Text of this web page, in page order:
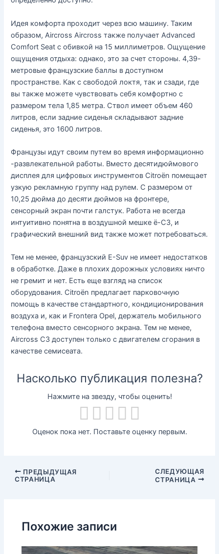
Идея комфорта проходит через всю машину. Таким
образом, Aircross Aircross также получает Advanced
Comfort Seat с обивкой на 15 миллиметров. Ощущение
ощущения отдыха: однако, это за счет стороны. 4,39-
метровые французские баллы в доступном
пространстве. Как с свободой локтя, так и сзади, где
вы также можете чувствовать себя комфортно с
размером тела 1,85 метра. Ствол имеет объем 460
литров, если задние сиденья складывают задние
сиденья, это 1600 литров.
Французы идут своим путем во время информационно
-развлекательной работы. Вместо десятидюймового
дисплея для цифровых инструментов Citroën помещает
узкую рекламную группу над рулем. С размером от
10,25 дюйма до десяти дюймов на фронтере,
сенсорный экран почти галстук. Работа не всегда
интуитивно понятна в воздушной мешке ë-C3, и
графический внешний вид также может потребоваться.
Тем не менее, французский E-Suv не имеет недостатков
в обработке. Даже в плохих дорожных условиях ничто
не гремит и нет. Есть еще взгляд на список
оборудования. Citroën предлагает парковочную
помощь в качестве стандартного, кондиционирования
воздуха и, как и Frontera Opel, держатель мобильного
телефона вместо сенсорного экрана. Тем не менее,
Aircross C3 доступен только с двигателем сгорания в
качестве семисеата.
Насколько публикация полезна?
Нажмите на звезду, чтобы оценить!
Оценок пока нет. Поставьте оценку первым.
ПРЕДЫДУЩАЯ
СТРАНИЦА
СЛЕДУЮЩАЯ
СТРАНИЦА
Похожие записи